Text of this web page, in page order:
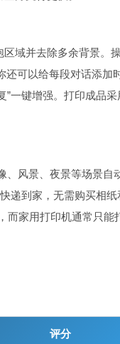
区域并去除多余背景。操
还可以给每段对话添加
”一键增强。打印成品采
、风景、夜景等场景自
递到家，无需购买相纸
而家用打印机通常只能
评分